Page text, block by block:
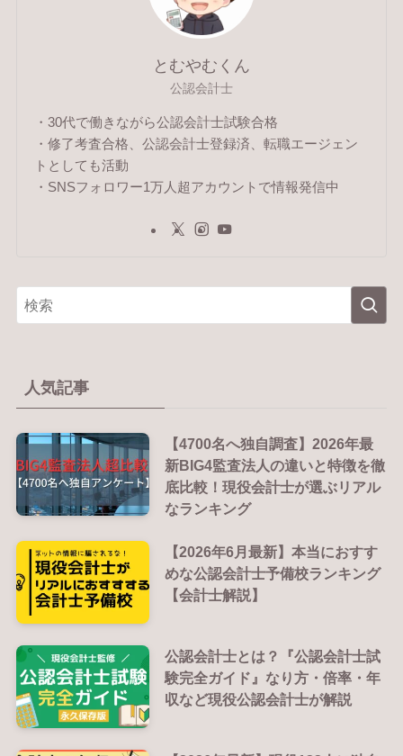
とむやむくん
公認会計士
・30代で働きながら公認会計士試験合格
・修了考査合格、公認会計士登録済、転職エージェン
トとしても活動
・SNSフォロワー1万人超アカウントで情報発信中
人気記事
【4700名へ独自調査】2026年最
新BIG4監査法人の違いと特徴を徹
底比較！現役会計士が選ぶリアル
なランキング
【2026年6月最新】本当におすす
めな公認会計士予備校ランキング
【会計士解説】
公認会計士とは？『公認会計士試
験完全ガイド』なり方・倍率・年
収など現役公認会計士が解説